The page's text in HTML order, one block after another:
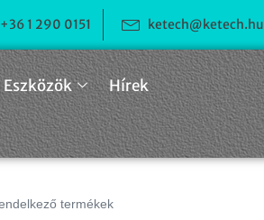
+36 1 290 0151 ketech@ketech.hu
Eszközök
Hírek
termékek